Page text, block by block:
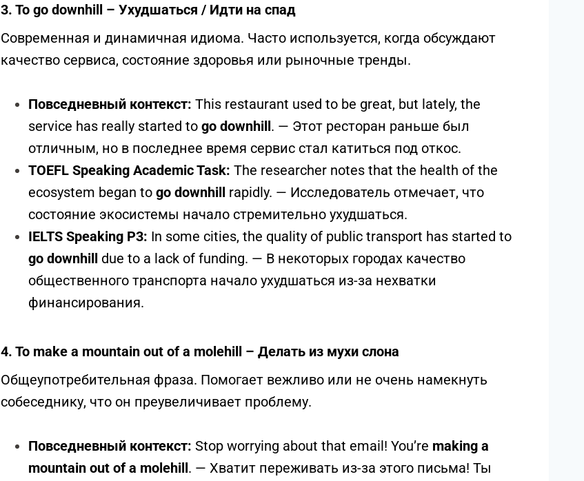
3. To go downhill – Ухудшаться / Идти на спад
Современная и динамичная идиома. Часто используется, когда обсуждают
качество сервиса, состояние здоровья или рыночные тренды.
Повседневный контекст: This restaurant used to be great, but lately, the
service has really started to go downhill. — Этот ресторан раньше был
отличным, но в последнее время сервис стал катиться под откос.
TOEFL Speaking Academic Task: The researcher notes that the health of the
ecosystem began to go downhill rapidly. — Исследователь отмечает, что
состояние экосистемы начало стремительно ухудшаться.
IELTS Speaking P3: In some cities, the quality of public transport has started to
go downhill due to a lack of funding. — В некоторых городах качество
общественного транспорта начало ухудшаться из-за нехватки
финансирования.
4. To make a mountain out of a molehill – Делать из мухи слона
Общеупотребительная фраза. Помогает вежливо или не очень намекнуть
собеседнику, что он преувеличивает проблему.
Повседневный контекст: Stop worrying about that email! You’re making a
mountain out of a molehill. — Хватит переживать из-за этого письма! Ты